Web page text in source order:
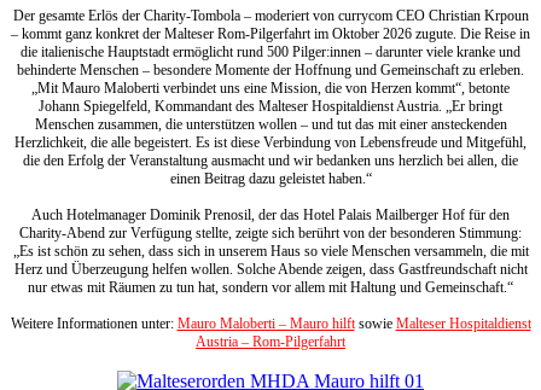
Der gesamte Erlös der Charity-Tombola – moderiert von currycom CEO Christian Krpoun
– kommt ganz konkret der Malteser Rom-Pilgerfahrt im Oktober 2026 zugute. Die Reise in
die italienische Hauptstadt ermöglicht rund 500 Pilger:innen – darunter viele kranke und
behinderte Menschen – besondere Momente der Hoffnung und Gemeinschaft zu erleben.
„Mit Mauro Maloberti verbindet uns eine Mission, die von Herzen kommt“, betonte
Johann Spiegelfeld, Kommandant des Malteser Hospitaldienst Austria. „Er bringt
Menschen zusammen, die unterstützen wollen – und tut das mit einer ansteckenden
Herzlichkeit, die alle begeistert. Es ist diese Verbindung von Lebensfreude und Mitgefühl,
die den Erfolg der Veranstaltung ausmacht und wir bedanken uns herzlich bei allen, die
einen Beitrag dazu geleistet haben.“
Auch Hotelmanager Dominik Prenosil, der das Hotel Palais Mailberger Hof für den
Charity-Abend zur Verfügung stellte, zeigte sich berührt von der besonderen Stimmung:
„Es ist schön zu sehen, dass sich in unserem Haus so viele Menschen versammeln, die mit
Herz und Überzeugung helfen wollen. Solche Abende zeigen, dass Gastfreundschaft nicht
nur etwas mit Räumen zu tun hat, sondern vor allem mit Haltung und Gemeinschaft.“
Weitere Informationen unter: Mauro Maloberti – Mauro hilftsowie Malteser Hospitaldienst
Austria – Rom-Pilgerfahrt